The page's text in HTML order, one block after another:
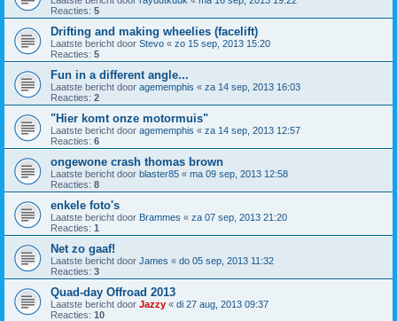
Reacties: 5
Drifting and making wheelies (facelift)
Laatste bericht door Stevo « zo 15 sep, 2013 15:20
Reacties: 5
Fun in a different angle...
Laatste bericht door agememphis « za 14 sep, 2013 16:03
Reacties: 2
"Hier komt onze motormuis"
Laatste bericht door agememphis « za 14 sep, 2013 12:57
Reacties: 6
ongewone crash thomas brown
Laatste bericht door blaster85 « ma 09 sep, 2013 12:58
Reacties: 8
enkele foto's
Laatste bericht door Brammes « za 07 sep, 2013 21:20
Reacties: 1
Net zo gaaf!
Laatste bericht door James « do 05 sep, 2013 11:32
Reacties: 3
Quad-day Offroad 2013
Laatste bericht door Jazzy « di 27 aug, 2013 09:37
Reacties: 10